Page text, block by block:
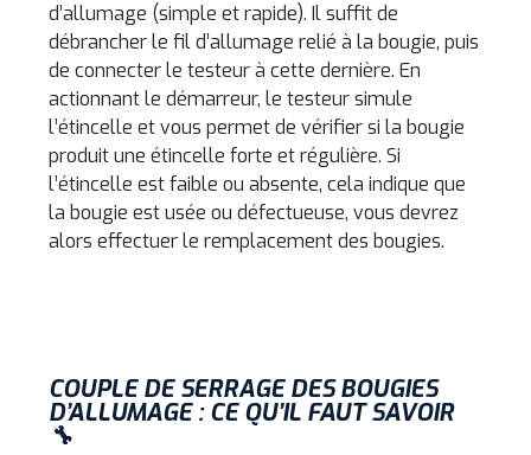
d’allumage (simple et rapide). Il suffit de
débrancher le fil d’allumage relié à la bougie, puis
de connecter le testeur à cette dernière. En
actionnant le démarreur, le testeur simule
l’étincelle et vous permet de vérifier si la bougie
produit une étincelle forte et régulière. Si
l’étincelle est faible ou absente, cela indique que
la bougie est usée ou défectueuse, vous devrez
alors effectuer le remplacement des bougies.
COUPLE DE SERRAGE DES BOUGIES
D’ALLUMAGE : CE QU’IL FAUT SAVOIR
🔧